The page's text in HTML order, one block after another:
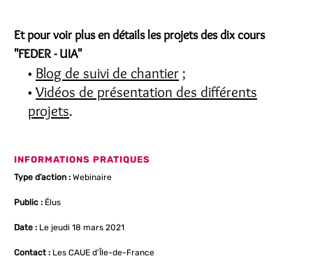
Et pour voir plus en détails les projets des dix cours
"FEDER - UIA"
Blog de suivi de chantier ;
Vidéos de présentation des différents
projets.
INFORMATIONS PRATIQUES
Type d’action : Webinaire
Public : Élus
Date : Le jeudi 18 mars 2021
Contact : Les CAUE d'Île-de-France